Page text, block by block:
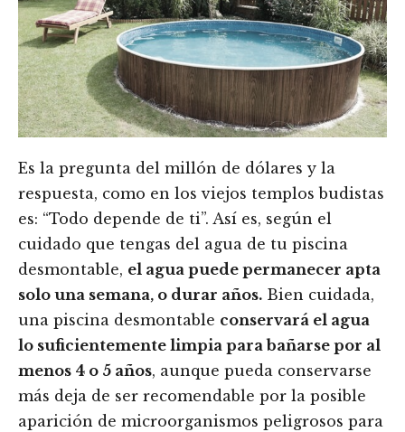
Es la pregunta del millón de dólares y la
respuesta, como en los viejos templos budistas
es: “Todo depende de ti”. Así es, según el
cuidado que tengas del agua de tu piscina
desmontable, el agua puede permanecer apta
solo una semana, o durar años. Bien cuidada,
una piscina desmontable conservará el agua
lo suficientemente limpia para bañarse por al
menos 4 o 5 años, aunque pueda conservarse
más deja de ser recomendable por la posible
aparición de microorganismos peligrosos para